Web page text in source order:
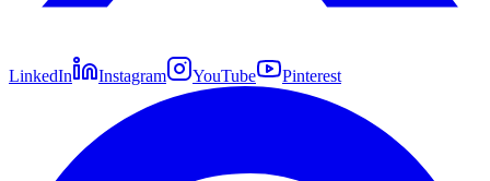
LinkedIn Instagram YouTube Pinterest